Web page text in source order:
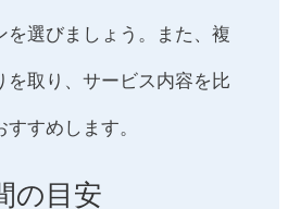
を選びましょう。また、複
を取り、サービス内容を比
すめします。
の目安